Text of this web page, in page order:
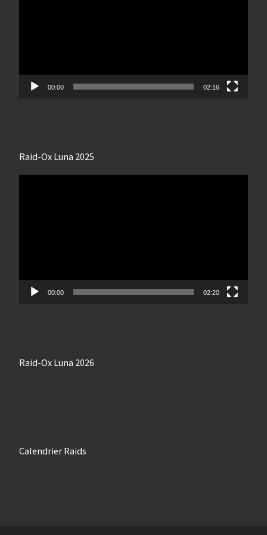
00:00 02:16
Raid-Ox Luna 2025
00:00 02:20
Raid-Ox Luna 2026
Calendrier Raids